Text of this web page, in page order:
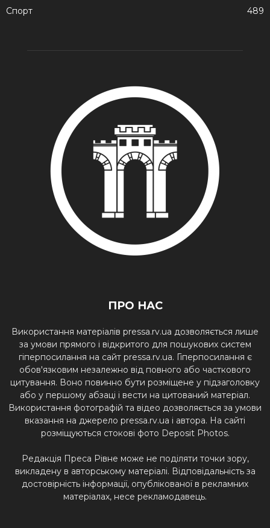
Спорт
489
ПРО НАС
Використання матеріалів pressa.rv.ua дозволяється лише
за умови прямого і відкритого для пошукових систем
гіперпосилання на сайт pressa.rv.ua. Гіперпосилання є
обов'язковим незалежно від повного або часткового
цитування. Воно повинно бути розміщене у підзаголовку
або у першому абзаці і вести на цитований матеріал.
Використання фотографій та відео дозволяється за умови
вказання на джерело pressa.rv.ua і автора. На сайті
розміщуються стокові фото Deposit Photos.
Редакція Преса Рівне може не поділяти точки зору,
викладену в авторському матеріалі. Відповідальність за
достовірність інформації, опублікованої в рекламних
матеріалах, несе рекламодавець.